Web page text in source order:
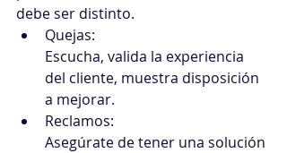
debe ser distinto.
Quejas:
Escucha, valida la experiencia
del cliente, muestra disposición
a mejorar.
Reclamos:
Asegúrate de tener una solución